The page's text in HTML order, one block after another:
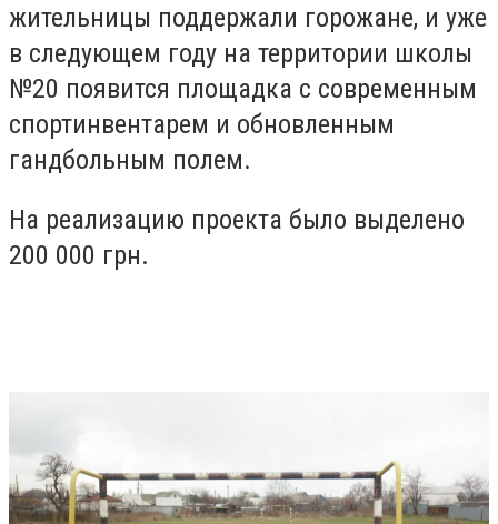
жительницы поддержали горожане, и уже
в следующем году на территории школы
№20 появится площадка с современным
спортинвентарем и обновленным
гандбольным полем.
На реализацию проекта было выделено
200 000 грн.